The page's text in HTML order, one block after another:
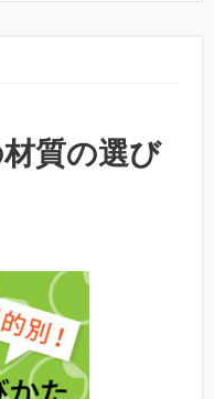
質の選び